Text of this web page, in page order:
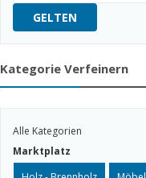
GELTEN
Kategorie Verfeinern
Alle Kategorien
Marktplatz